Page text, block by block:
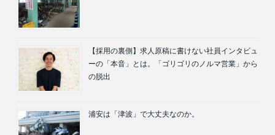
【採用の裏側】求人原稿に書けない社員インタビュ
ーの「本音」とは。「ゴリゴリのノルマ営業」から
の脱出
浦安は「津波」で大丈夫なのか。